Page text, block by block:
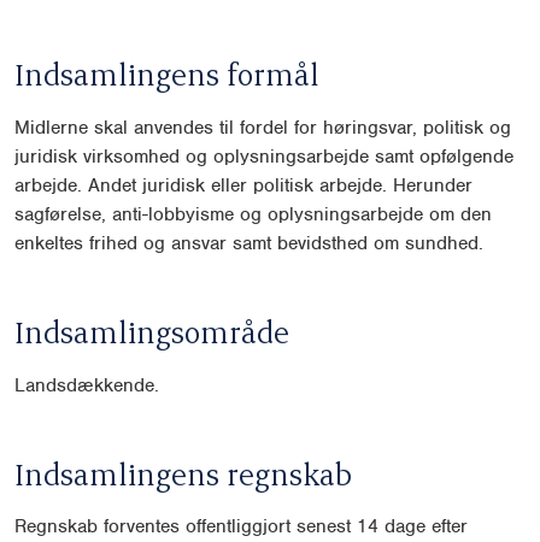
Indsamlingens formål
Midlerne skal anvendes til fordel for høringsvar, politisk og
juridisk virksomhed og oplysningsarbejde samt opfølgende
arbejde. Andet juridisk eller politisk arbejde. Herunder
sagførelse, anti-lobbyisme og oplysningsarbejde om den
enkeltes frihed og ansvar samt bevidsthed om sundhed.
Indsamlingsområde
Landsdækkende.
Indsamlingens regnskab
Regnskab forventes offentliggjort senest 14 dage efter